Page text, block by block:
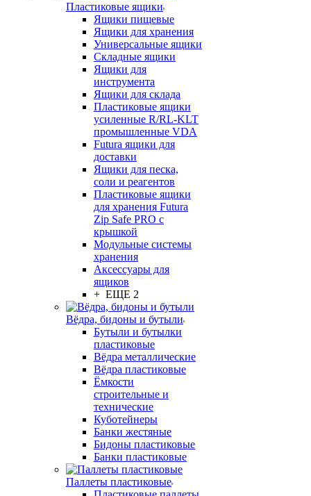
Пластиковые ящики
Ящики пищевые
Ящики для хранения
Универсальные ящики
Складные ящики
Ящики для
инструмента
Ящики для склада
Пластиковые ящики
усиленные R/RL-KLT
промышленные VDA
Futura ящики для
доставки
Ящики для песка,
соли и реагентов
Пластиковые ящики
для хранения Futura
Zip Safe PRO с
крышкой
Модульные системы
хранения
Аксессуары для
ящиков
+ ЕЩЕ 2
Вёдра, бидоны и бутыли
Бутыли и бутылки
пластиковые
Вёдра металлические
Вёдра пластиковые
Ёмкости
строительные и
технические
Куботейнеры
Банки жестяные
Бидоны пластиковые
Банки пластиковые
Паллеты пластиковые